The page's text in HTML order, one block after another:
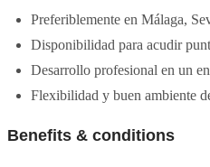
Preferiblemente en Málaga,
Disponibilidad para acudir
Desarrollo profesional en un
Flexibilidad y buen ambiente
Benefits & conditions